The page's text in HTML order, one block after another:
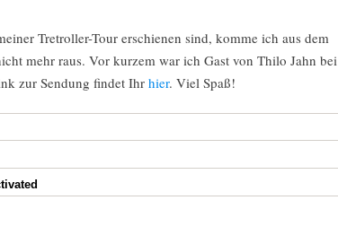
Tretroller-Tour erschienen sind, komme ich aus dem
mehr raus. Vor kurzem war ich Gast von Thilo Jahn bei
zur Sendung findet Ihr hier. Viel Spaß!